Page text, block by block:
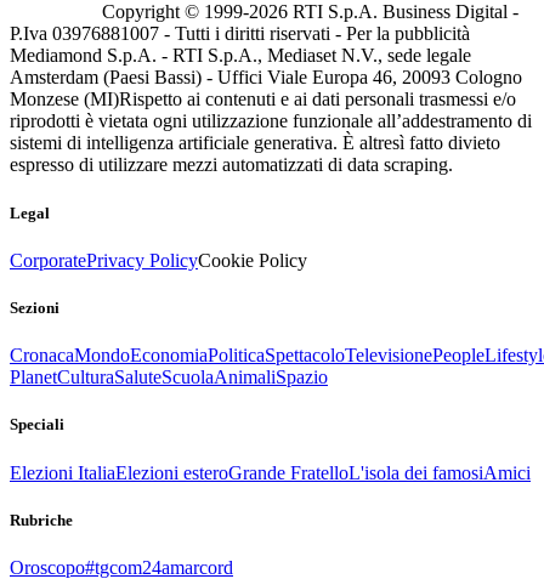
Copyright © 1999-2026 RTI S.p.A. Business Digital -
P.Iva 03976881007 - Tutti i diritti riservati - Per la pubblicità
Mediamond S.p.A. - RTI S.p.A., Mediaset N.V., sede legale
Amsterdam (Paesi Bassi) - Uffici Viale Europa 46, 20093 Cologno
Monzese (MI)Rispetto ai contenuti e ai dati personali trasmessi e/o
riprodotti è vietata ogni utilizzazione funzionale all’addestramento di
sistemi di intelligenza artificiale generativa. È altresì fatto divieto
espresso di utilizzare mezzi automatizzati di data scraping.
Legal
CorporatePrivacy PolicyCookie Policy
Sezioni
CronacaMondoEconomiaPoliticaSpettacoloTelevisionePeople
PlanetCulturaSaluteScuolaAnimaliSpazio
Speciali
Elezioni ItaliaElezioni esteroGrande FratelloL'isola dei famosiAmici
Rubriche
Oroscopo#tgcom24amarcord